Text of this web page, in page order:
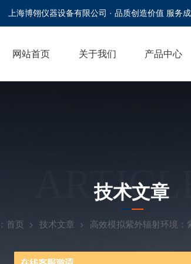
上海博翎仪器设备有限公司 · 品质创造价值 服务成
网站首页 关于我们 产品中心
技术文章
首页 技术文章 高效模拟紫外辐射环境：